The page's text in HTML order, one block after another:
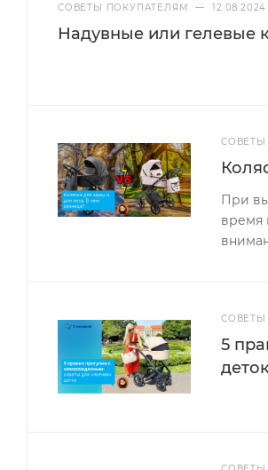
СОВЕТЫ ПОКУПАТЕЛЯМ — 12.08.2024
Надувные или гелевые
СОВЕТЫ
При
время
СОВЕТЫ
5